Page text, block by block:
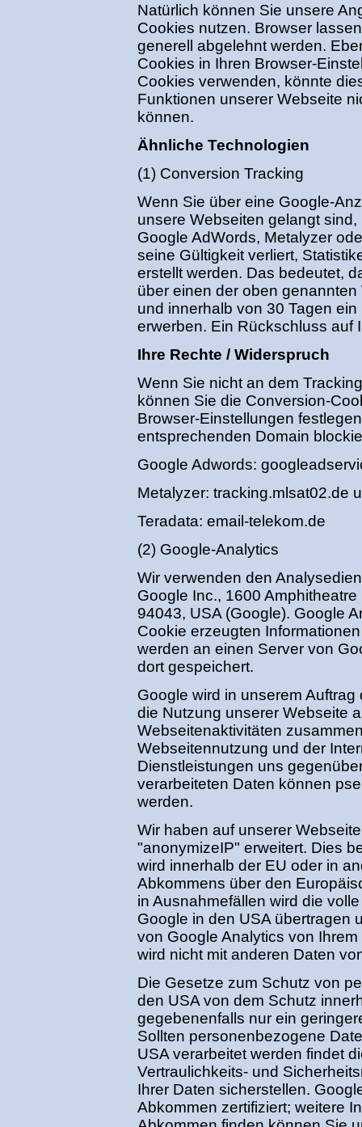
Natürlich können Sie unsere
Cookies nutzen. Browser
generell abgelehnt werden.
Cookies in Ihren Browser-
Cookies verwenden, könnte
Funktionen unserer Webseite
können.
Ähnliche Technologien
(1) Conversion Tracking
Wenn Sie über eine Google-
unsere Webseiten gelangt
Google AdWords, Metalyzer
seine Gültigkeit verliert,
erstellt werden. Das bedeutet,
über einen der oben
und innerhalb von 30 Tagen
erwerben. Ein Rückschluss auf
Ihre Rechte / Widerspruch
Wenn Sie nicht an dem
können Sie die Conversion-
Browser-Einstellungen
entsprechenden Domain
Google Adwords:
Metalyzer: tracking.mlsat02.de
Teradata: email-telekom.de
(2) Google-Analytics
Wir verwenden den
Google Inc., 1600
94043, USA (Google). Google
Cookie erzeugten
werden an einen Server von
dort gespeichert.
Google wird in unserem
die Nutzung unserer Webseite
Webseitenaktivitäten
Webseitennutzung und der
Dienstleistungen uns
verarbeiteten Daten können
werden.
Wir haben auf unserer
"anonymizeIP" erweitert. Dies
wird innerhalb der EU oder in
Abkommens über den
in Ausnahmefällen wird die
Google in den USA übertragen
von Google Analytics von
wird nicht mit anderen Daten
Die Gesetze zum Schutz von
den USA von dem Schutz
gegebenenfalls nur ein
Sollten personenbezogene
USA verarbeitet werden findet
Vertraulichkeits- und
Ihrer Daten sicherstellen.
Abkommen zertifiziert; weitere